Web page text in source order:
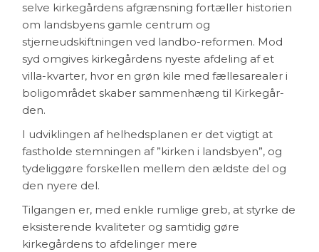
selve kirkegårdens afgrænsning fortæller historien
om landsby­ens gamle centrum og
stjerneudskiftningen ved landbo-reformen. Mod
syd omgives kirkegårdens nyeste afdeling af et
villa-kvarter, hvor en grøn kile med fællesarealer i
boligområdet skaber sammenhæng til Kirkegår­
den.
I udviklingen af helhedsplanen er det vigtigt at
fastholde stemningen af ”kirken i landsbyen”, og
tydeliggøre forskellen mellem den ældste del og
den nyere del.
Tilgangen er, med enkle rumlige greb, at styrke de
ek­sisterende kvaliteter og samtidig gøre
kirkegårdens to afdelinger mere